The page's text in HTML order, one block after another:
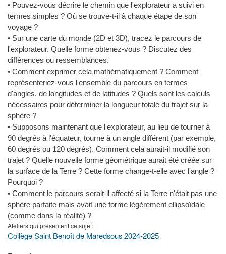
• Pouvez-vous décrire le chemin que l'explorateur a suivi en
termes simples ? Où se trouve-t-il à chaque étape de son
voyage ?
• Sur une carte du monde (2D et 3D), tracez le parcours de
l'explorateur. Quelle forme obtenez-vous ? Discutez des
différences ou ressemblances.
• Comment exprimer cela mathématiquement ? Comment
représenteriez-vous l'ensemble du parcours en termes
d'angles, de longitudes et de latitudes ? Quels sont les calculs
nécessaires pour déterminer la longueur totale du trajet sur la
sphère ?
• Supposons maintenant que l'explorateur, au lieu de tourner à
90 degrés à l'équateur, tourne à un angle différent (par exemple,
60 degrés ou 120 degrés). Comment cela aurait-il modifié son
trajet ? Quelle nouvelle forme géométrique aurait été créée sur
la surface de la Terre ? Cette forme change-t-elle avec l'angle ?
Pourquoi ?
• Comment le parcours serait-il affecté si la Terre n'était pas une
sphère parfaite mais avait une forme légèrement ellipsoïdale
(comme dans la réalité) ?
Ateliers qui présentent ce sujet
Collège Saint Benoît de Maredsous 2024-2025